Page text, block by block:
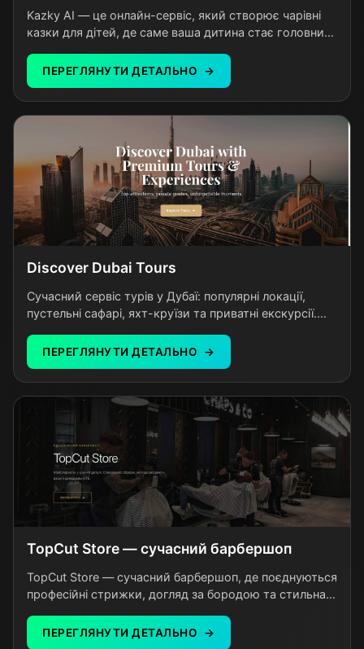
Kazky AI — це онлайн-сервіс, який створює чарівні
казки для дітей, де саме ваша дитина стає головним
тему — і за мить отримують унікальну казку з
озвучкою українською мовою. Казки на ніч, пригоди,
чарівні історії — кожна з них персональна та
неповторна. Платформа створена для українських
родин з дітьми від 3 до 12 років.
ПЕРЕГЛЯНУТИ ДЕТАЛЬНО
Discover Dubai Tours
Сучасний сервіс турів у Дубаї: популярні локації,
пустельні сафарі, яхт-круїзи та приватні екскурсії.
незабутні враження для кожного туриста.
ПЕРЕГЛЯНУТИ ДЕТАЛЬНО
TopCut Store — сучасний барбершоп
TopCut Store — сучасний барбершоп, де поєднуються
професійні стрижки, догляд за бородою та стильна
ПЕРЕГЛЯНУТИ ДЕТАЛЬНО